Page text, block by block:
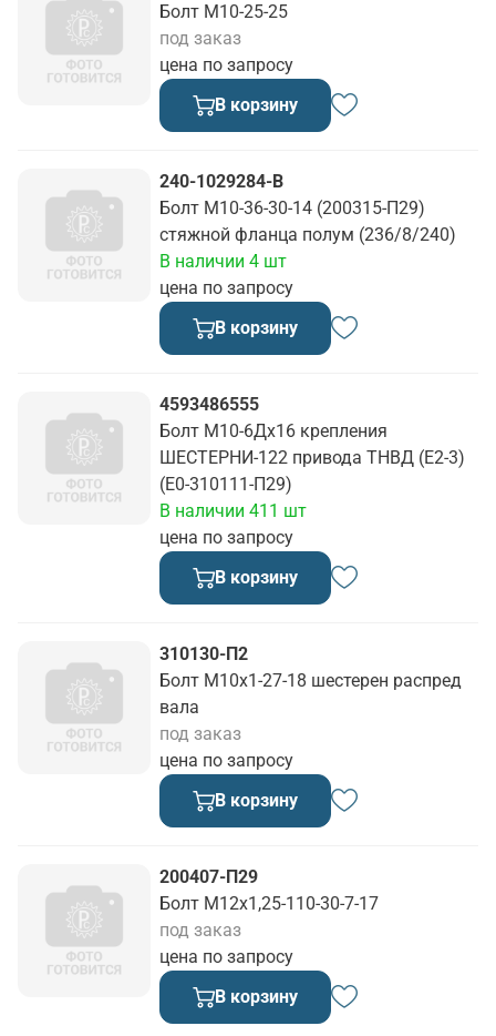
Болт М10-25-25
цена по запросу
под заказ
В корзину
240-1029284-В
Болт М10-36-30-14 (200315-П29)
стяжной фланца полум (236/8/240)
цена по запросу
В наличии 4 шт
В корзину
4593486555
Болт М10-6Дх16 крепления
ШЕСТЕРНИ-122 привода ТНВД (Е2-3)
(Е0-310111-П29)
цена по запросу
В наличии 411 шт
В корзину
310130-П2
Болт М10х1-27-18 шестерен распред
вала
цена по запросу
под заказ
В корзину
200407-П29
Болт М12х1,25-110-30-7-17
цена по запросу
под заказ
В корзину